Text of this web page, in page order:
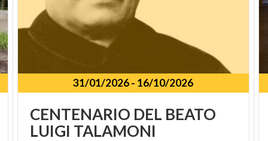
31/01/2026- 16/10/2026
CENTENARIO DEL BEATO
LUIGI TALAMONI